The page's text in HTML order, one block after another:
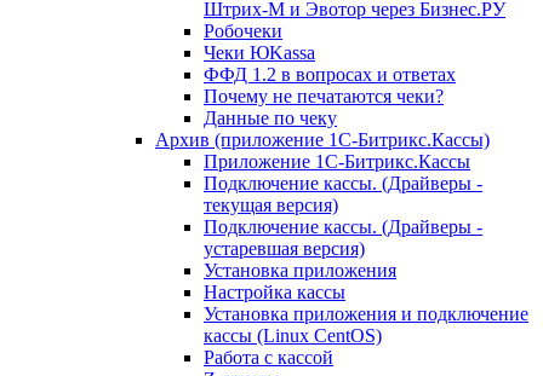
Штрих-М и Эвотор через Бизнес.РУ
Робочеки
Чеки ЮKassa
ФФД 1.2 в вопросах и ответах
Почему не печатаются чеки?
Данные по чеку
Архив (приложение 1С-Битрикс.Кассы)
Приложение 1С-Битрикс.Кассы
Подключение кассы. (Драйверы -
текущая версия)
Подключение кассы. (Драйверы -
устаревшая версия)
Установка приложения
Настройка кассы
Установка приложения и подключение
кассы (Linux CentOS)
Работа с кассой